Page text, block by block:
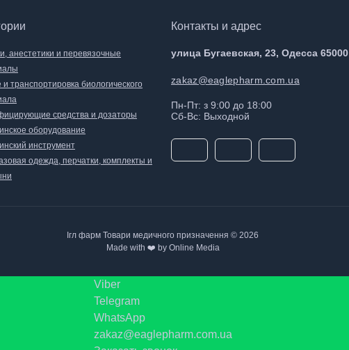
анестетики и перевязочные
и транспортировка биологического
средства и дозаторы
оборудование
инструмент
одежда, перчатки, комплекты и
Контакты и адрес
улица Бугаевская, 23, Одесса 65000
zakaz@eaglepharm.com.ua
Пн-Пт: з 9:00 до 18:00
Сб-Вс: Выходной
Ігл фарм Товари медичного призначення © 2026
Made with ❤️ by Online Media
Viber
Telegram
WhatsApp
zakaz@eaglepharm.com.ua